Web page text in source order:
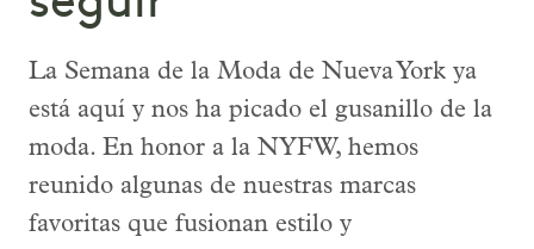
La Semana de la Moda de Nueva York ya
está aquí y nos ha picado el gusanillo de la
moda. En honor a la NYFW, hemos
reunido algunas de nuestras marcas
favoritas que fusionan estilo y